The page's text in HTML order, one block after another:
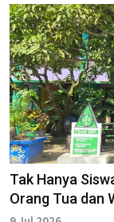
Tak Hanya
Orang Tua dan